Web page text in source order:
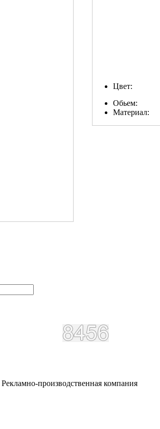
Цвет:
Обьем:
Материал:
Рекламно-производственная компания